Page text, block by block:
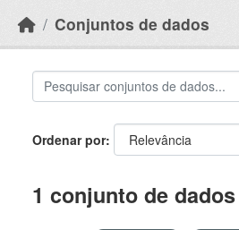
Conjuntos de dados
Ordenar por
1 conjunto de